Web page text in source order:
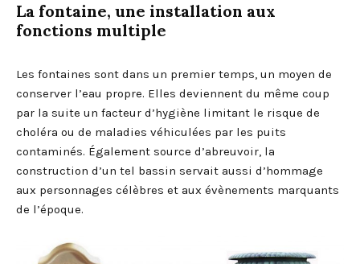
La fontaine, une installation aux
fonctions multiple
Les fontaines sont dans un premier temps, un moyen de
conserver l’eau propre. Elles deviennent du même coup
par la suite un facteur d’hygiène limitant le risque de
choléra ou de maladies véhiculées par les puits
contaminés. Également source d’abreuvoir, la
construction d’un tel bassin servait aussi d’hommage
aux personnages célèbres et aux évènements marquants
de l’époque.